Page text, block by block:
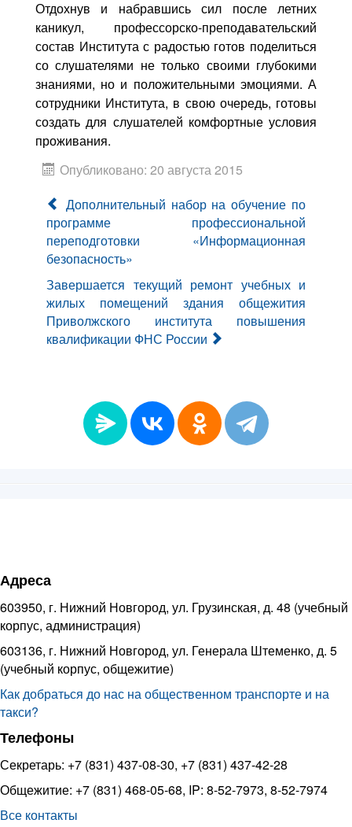
Отдохнув и набравшись сил после летних
каникул, профессорско-преподавательский
состав Института с радостью готов поделиться
со слушателями не только своими глубокими
знаниями, но и положительными эмоциями. А
сотрудники Института, в свою очередь, готовы
создать для слушателей комфортные условия
проживания.
Опубликовано: 20 августа 2015
Дополнительный набор на обучение по
программе профессиональной
переподготовки «Информационная
безопасность»
Завершается текущий ремонт учебных и
жилых помещений здания общежития
Приволжского института повышения
квалификации ФНС России
Адреса
603950, г. Нижний Новгород, ул. Грузинская, д. 48 (учебный
корпус, администрация)
603136, г. Нижний Новгород, ул. Генерала Штеменко, д. 5
(учебный корпус, общежитие)
Как добраться до нас на общественном транспорте и на
такси?
Телефоны
Секретарь: +7 (831) 437-08-30, +7 (831) 437-42-28
Общежитие: +7 (831) 468-05-68, IP: 8-52-7973, 8-52-7974
Все контакты